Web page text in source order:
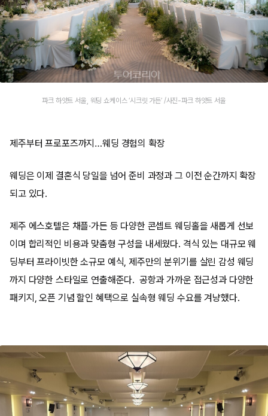
파크 하얏트 서울, 웨딩 쇼케이스 ‘시크릿 가든’ /사진-파크 하얏트 서울
제주부터 프로포즈까지…웨딩 경험의 확장
웨딩은 이제 결혼식 당일을 넘어 준비 과정과 그 이전 순간까지 확장
되고 있다.
제주 에스호텔은 채플·가든 등 다양한 콘셉트 웨딩홀을 새롭게 선보
이며 합리적인 비용과 맞춤형 구성을 내세웠다. 격식 있는 대규모 웨
딩부터 프라이빗한 소규모 예식, 제주만의 분위기를 살린 감성 웨딩
까지 다양한 스타일로 연출해준다. 공항과 가까운 접근성과 다양한
패키지, 오픈 기념 할인 혜택으로 실속형 웨딩 수요를 겨냥했다.